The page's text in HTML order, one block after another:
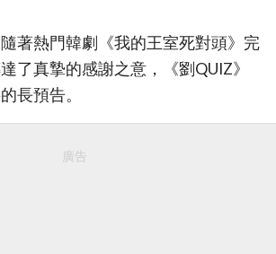
著熱門韓劇《我的王室死對頭》完
了真摯的感謝之意，《劉QUIZ》
長預告。
廣告